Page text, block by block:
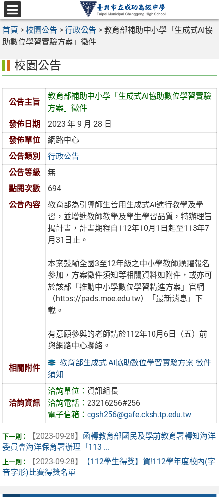
跳
至
主
要
區
選
單
首頁 > 校園公告 > 行政公告 > 教育部補助中小學「生成式AI協
助數位學習實驗方案」徵件
校園公告
公告主旨
教育部補助中小學「生成式AI協助數位學習實驗
方案」徵件
發佈日期
2023 年 9 月 28 日
發佈單位
網路中心
公告類別
行政公告
公告等級
無
點閱次數
694
公告內容
教育部為引導師生善用生成式AI進行教學及學
習，並增進教師教學及學生學習品質，特辦理旨
揭計畫，計畫期程自112年10月1日起至113年7
月31日止。
本案鼓勵全國3至12年級之中小學教師踴躍報名
參加，方案徵件須知等相關資料如附件，或亦可
於該部「推動中小學數位學習精進方案」官網
（https://pads.moe.edu.tw）「最新消息」下
載。
有意願參與的老師請於112年10月6日（五）前
與網路中心聯絡。
相關附件
教育部生成式 AI協助數位學習實驗方案 徵件
須知
洽詢資訊
洽詢單位：資訊組長
洽詢電話：23216256#256
電子信箱：cgsh256@gafe.cksh.tp.edu.tw
【2023-09-28】 函轉教育部國民及學前教育署轉知海洋
委員會海洋保育署辦理「113 ...
【2023-09-28】
【112學生得獎】賀!112學年度校內(字
音字形)比賽得獎名單